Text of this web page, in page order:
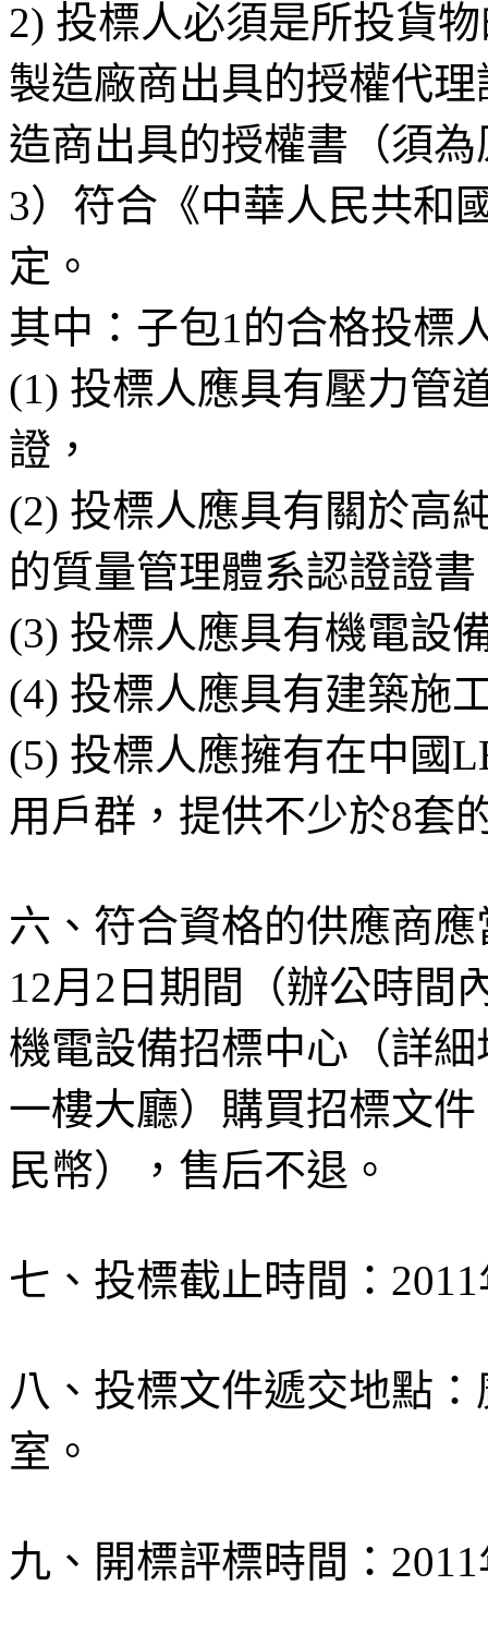
2) 投標人必須是所投貨
製造廠商出具的授權代
造商出具的授權書（須
3）符合《中華人民共和
定。
其中：子包1的合格投標
(1) 投標人應具有壓力管
證，
(2) 投標人應具有關於高
的質量管理體系認證證書
(3) 投標人應具有機電設
(4) 投標人應具有建築施
(5) 投標人應擁有在中國
用戶群，提供不少於8套
六、符合資格的供應商應
12月2日期間（辦公時間
機電設備招標中心（詳
一樓大廳）購買招標文
民幣），售后不退。
七、投標截止時間：
八、投標文件遞交地點
室。
九、開標評標時間：